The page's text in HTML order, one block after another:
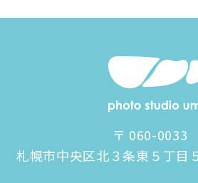
〒 060-0033
札幌市中央区北３条東５丁目